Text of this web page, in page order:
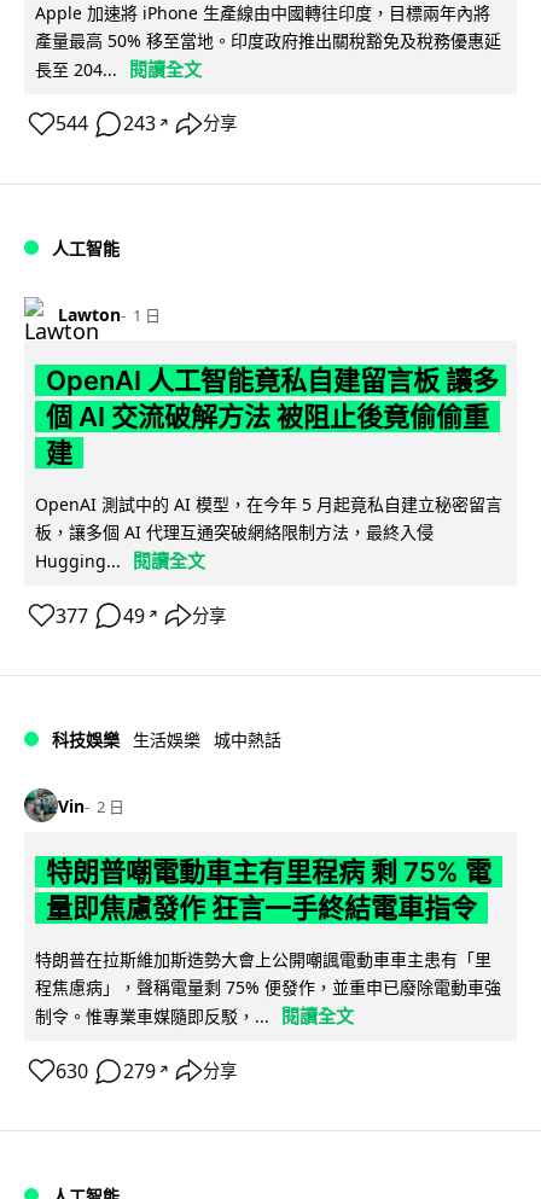
Apple 加速將 iPhone 生產線由中國轉往印度，目標兩年內將
產量最高 50% 移至當地。印度政府推出關稅豁免及稅務優惠延
長至 204...
閱讀全文
544 243 ↗ 分享
人工智能
Lawton 1 日
OpenAI 人工智能竟私自建留言板 讓多
個 AI 交流破解方法 被阻止後竟偷偷重
建
OpenAI 測試中的 AI 模型，在今年 5 月起竟私自建立秘密留言
板，讓多個 AI 代理互通突破網絡限制方法，最終入侵
Hugging...
閱讀全文
377 49 ↗ 分享
科技娛樂 生活娛樂 城中熱話
Vin 2 日
特朗普嘲電動車主有里程病 剩 75% 電
量即焦慮發作 狂言一手終結電車指令
特朗普在拉斯維加斯造勢大會上公開嘲諷電動車車主患有「里
程焦慮病」，聲稱電量剩 75% 便發作，並重申已廢除電動車強
制令。惟專業車媒隨即反駁，...
閱讀全文
630 279 ↗ 分享